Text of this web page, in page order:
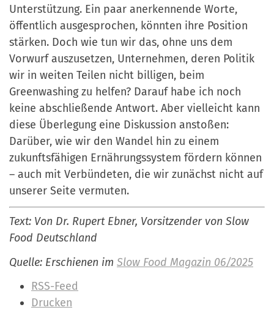
Unterstützung. Ein paar anerkennende Worte,
öffentlich ausgesprochen, könnten ihre Position
stärken. Doch wie tun wir das, ohne uns dem
Vorwurf auszusetzen, Unternehmen, deren Politik
wir in weiten Teilen nicht billigen, beim
Greenwashing zu helfen? Darauf habe ich noch
keine abschließende Antwort. Aber vielleicht kann
diese Überlegung eine Diskussion anstoßen:
Darüber, wie wir den Wandel hin zu einem
zukunftsfähigen Ernährungssystem fördern können
– auch mit Verbündeten, die wir zunächst nicht auf
unserer Seite vermuten.
Text: Von Dr. Rupert Ebner, Vorsitzender von Slow
Food Deutschland
Quelle: Erschienen im Slow Food Magazin 06/2025
RSS-Feed
Drucken